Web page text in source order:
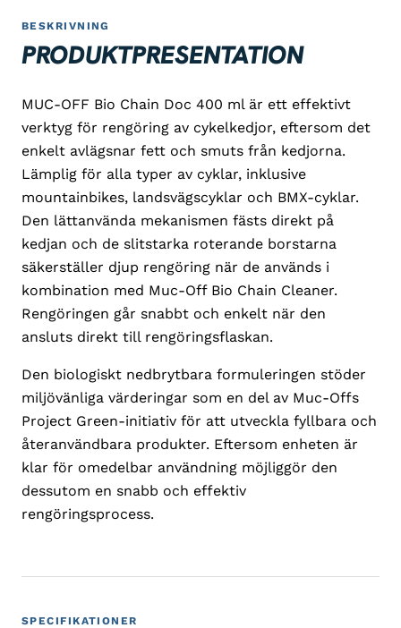
BESKRIVNING
PRODUKTPRESENTATION
MUC-OFF Bio Chain Doc 400 ml är ett effektivt
verktyg för rengöring av cykelkedjor, eftersom det
enkelt avlägsnar fett och smuts från kedjorna.
Lämplig för alla typer av cyklar, inklusive
mountainbikes, landsvägscyklar och BMX-cyklar.
Den lättanvända mekanismen fästs direkt på
kedjan och de slitstarka roterande borstarna
säkerställer djup rengöring när de används i
kombination med Muc-Off Bio Chain Cleaner.
Rengöringen går snabbt och enkelt när den
ansluts direkt till rengöringsflaskan.
Den biologiskt nedbrytbara formuleringen stöder
miljövänliga värderingar som en del av Muc-Offs
Project Green-initiativ för att utveckla fyllbara och
återanvändbara produkter. Eftersom enheten är
klar för omedelbar användning möjliggör den
dessutom en snabb och effektiv
rengöringsprocess.
SPECIFIKATIONER